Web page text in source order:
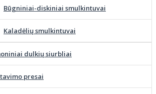
Būgniniai-diskiniai smulkintuvai
Kaladėlių smulkintuvai
dulkių siurbliai
presai